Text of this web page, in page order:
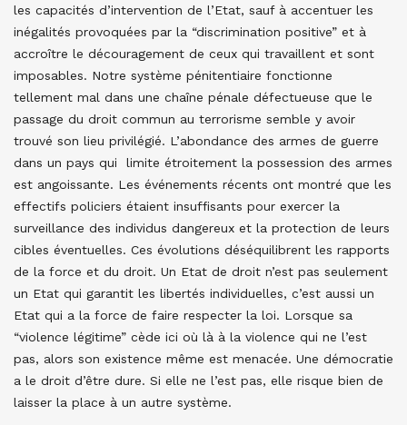
les capacités d’intervention de l’Etat, sauf à accentuer les
inégalités provoquées par la “discrimination positive” et à
accroître le découragement de ceux qui travaillent et sont
imposables. Notre système pénitentiaire fonctionne
tellement mal dans une chaîne pénale défectueuse que le
passage du droit commun au terrorisme semble y avoir
trouvé son lieu privilégié. L’abondance des armes de guerre
dans un pays qui limite étroitement la possession des armes
est angoissante. Les événements récents ont montré que les
effectifs policiers étaient insuffisants pour exercer la
surveillance des individus dangereux et la protection de leurs
cibles éventuelles. Ces évolutions déséquilibrent les rapports
de la force et du droit. Un Etat de droit n’est pas seulement
un Etat qui garantit les libertés individuelles, c’est aussi un
Etat qui a la force de faire respecter la loi. Lorsque sa
“violence légitime” cède ici où là à la violence qui ne l’est
pas, alors son existence même est menacée. Une démocratie
a le droit d’être dure. Si elle ne l’est pas, elle risque bien de
laisser la place à un autre système.